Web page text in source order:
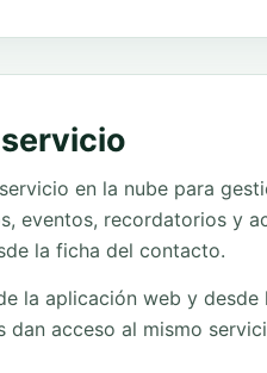
en la nube para
eventos, recordatorios y
la ficha del contacto.
la aplicación web y
dan acceso al mismo